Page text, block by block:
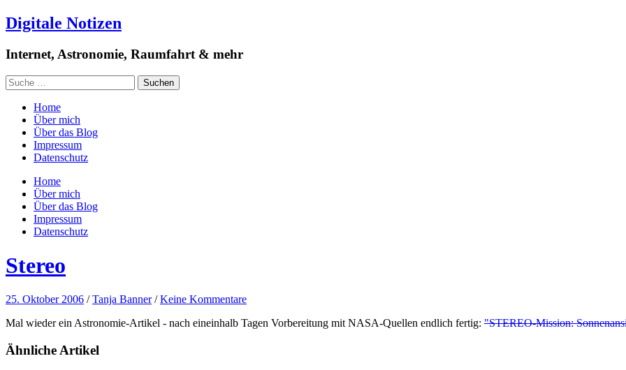
Digitale Notizen
Internet, Astronomie, Raumfahrt & mehr
Home
Über mich
Über das Blog
Impressum
Datenschutz
Home
Über mich
Über das Blog
Impressum
Datenschutz
Stereo
25. Oktober 2006 /Tanja Banner /Keine Kommentare
Mal wieder ein Astronomie-Artikel - nach eineinhalb Tagen Vorbereitung mit NASA-Quellen endlich fertig: "STEREO-Mission:
Ähnliche Artikel